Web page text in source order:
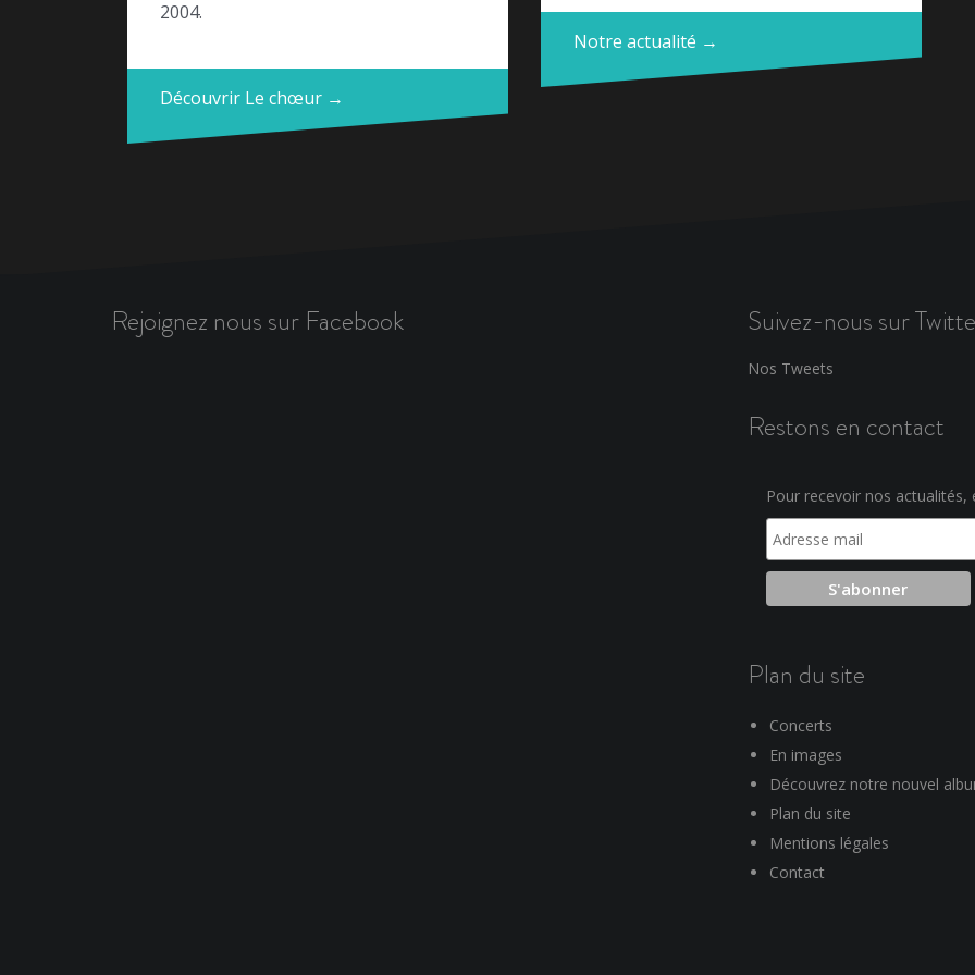
2004.
Découvrir Le chœur →
Notre actualité →
Rejoignez nous sur Facebook Suivez-nous sur
Nos Tweets
Restons en contact
Pour recevoir nos
Plan du site
Concerts
En images
Découvrez notre nouvel
Plan du site
Mentions légales
Contact